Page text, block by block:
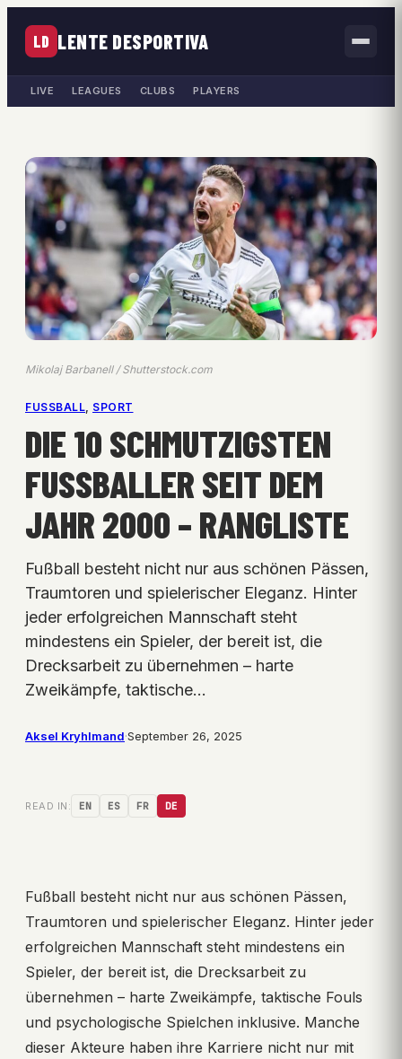
LD LENTE DESPORTIVA
LIVE LEAGUES CLUBS PLAYERS
Mikolaj Barbanell / Shutterstock.com
FUSSBALL , SPORT
DIE 10 SCHMUTZIGSTEN
FUSSBALLER SEIT DEM J
AHR 2000 – RANGLISTE
Fußball besteht nicht nur aus schönen Pässen,
Traumtoren und spielerischer Eleganz. Hinter
jeder erfolgreichen Mannschaft steht
mindestens ein Spieler, der bereit ist, die
Drecksarbeit zu übernehmen – harte
Zweikämpfe, taktische…
Aksel Kryhlmand·September 26, 2025
READ IN: EN ES FR DE
Fußball besteht nicht nur aus schönen Pässen,
Traumtoren und spielerischer Eleganz. Hinter jeder
erfolgreichen Mannschaft steht mindestens ein
Spieler, der bereit ist, die Drecksarbeit zu
übernehmen – harte Zweikämpfe, taktische Fouls
und psychologische Spielchen inklusive. Manche
dieser Akteure haben ihre Karriere nicht nur mit